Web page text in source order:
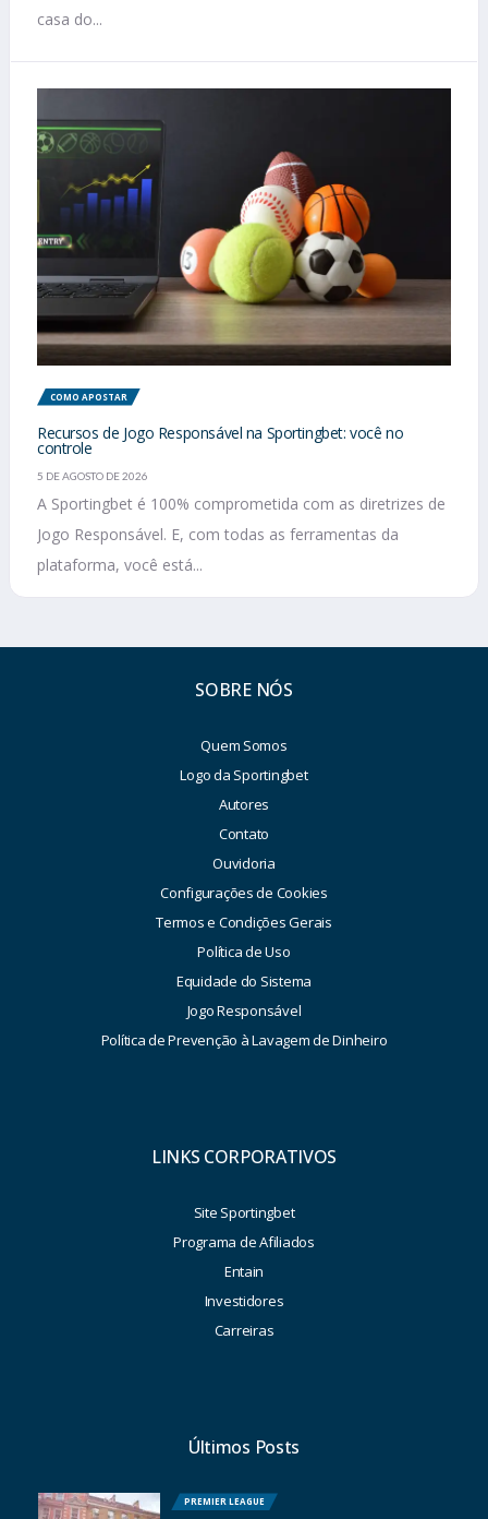
casa do...
COMO APOSTAR
Recursos de Jogo Responsável na Sportingbet: você no
controle
5 DE AGOSTO DE 2026
A Sportingbet é 100% comprometida com as diretrizes de
Jogo Responsável. E, com todas as ferramentas da
plataforma, você está...
SOBRE NÓS
Quem Somos
Logo da Sportingbet
Autores
Contato
Ouvidoria
Configurações de Cookies
Termos e Condições Gerais
Política de Uso
Equidade do Sistema
Jogo Responsável
Política de Prevenção à Lavagem de Dinheiro
LINKS CORPORATIVOS
Site Sportingbet
Programa de Afiliados
Entain
Investidores
Carreiras
Últimos Posts
PREMIER LEAGUE